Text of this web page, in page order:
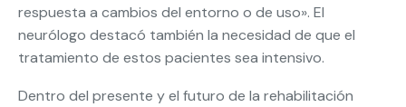
respuesta a cambios del entorno o de uso». El
neurólogo destacó también la necesidad de que el
tratamiento de estos pacientes sea intensivo.
Dentro del presente y el futuro de la rehabilitación